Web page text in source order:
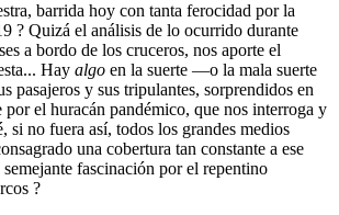
barrida hoy con tanta ferocidad por la
? Quizá el análisis de lo ocurrido durante
a bordo de los cruceros, nos aporte el
Hay algo en la suerte —o la mala suerte
pasajeros y sus tripulantes, sorprendidos en
el huracán pandémico, que nos interroga y
si no fuera así, todos los grandes medios
una cobertura tan constante a ese
fascinación por el repentino
?